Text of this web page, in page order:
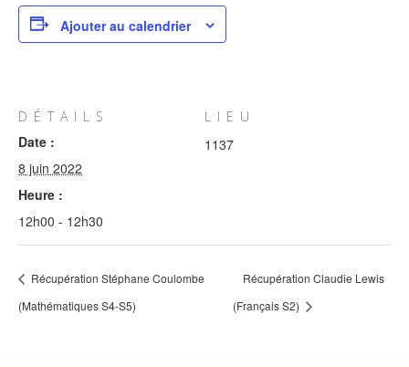
Ajouter au calendrier
DÉTAILS
Date :
8 juin 2022
Heure :
12h00 - 12h30
LIEU
1137
Récupération Stéphane Coulombe
(Mathématiques S4-S5)
Récupération Claudie Lewis
(Français S2)